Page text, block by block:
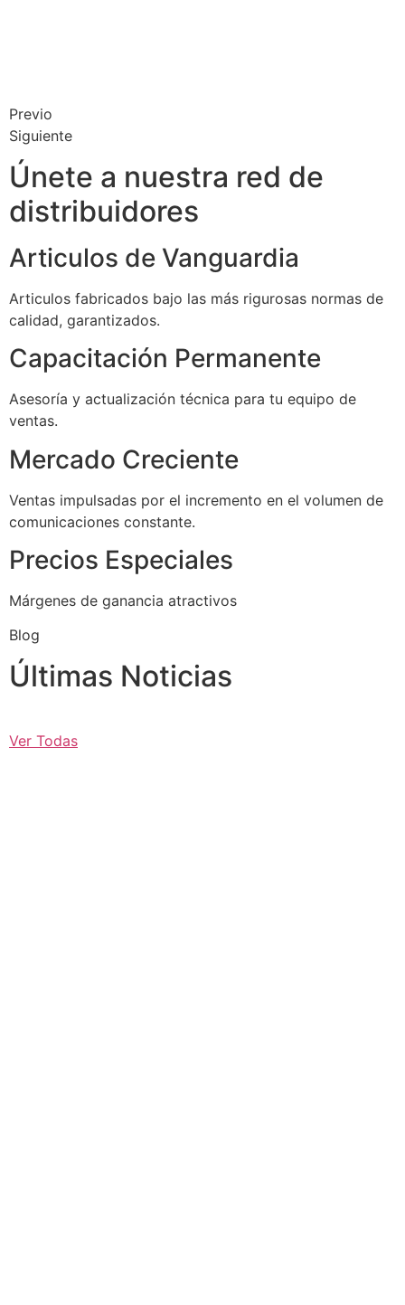
Previo
Siguiente
Únete a nuestra red de
distribuidores
Articulos de Vanguardia
Articulos fabricados bajo las más rigurosas normas de
calidad, garantizados.
Capacitación Permanente
Asesoría y actualización técnica para tu equipo de
ventas.
Mercado Creciente
Ventas impulsadas por el incremento en el volumen de
comunicaciones constante.
Precios Especiales
Márgenes de ganancia atractivos
Blog
Últimas Noticias
Ver Todas